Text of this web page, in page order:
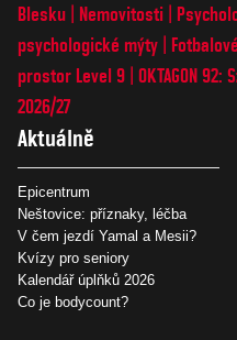
Blesku
Nemovitosti
psychologické mýty
prostor Level 9 OKTAGON
2026/27
Aktuálně
Epicentrum
Neštovice: příznaky, léčba
V čem jezdí Yamal a Mesii?
Kvízy pro seniory
Kalendář úplňků 2026
Co je bodycount?